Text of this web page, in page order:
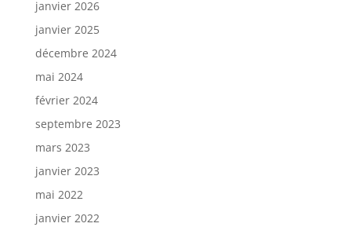
janvier 2026
janvier 2025
décembre 2024
mai 2024
février 2024
septembre 2023
mars 2023
janvier 2023
mai 2022
janvier 2022